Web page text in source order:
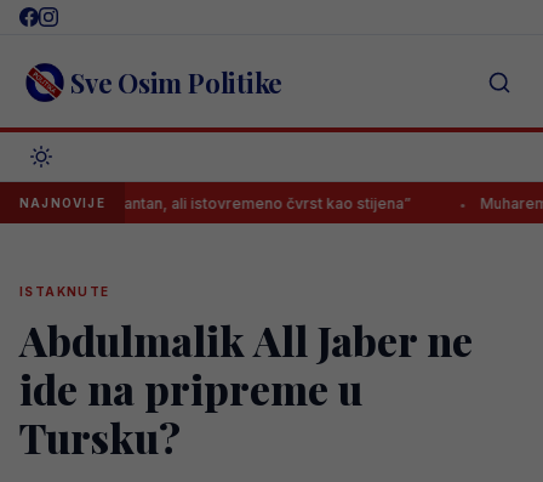
Skip
content Sve Osim Politike
NAJNOVIJE
i elegantan, ali istovremeno čvrst kao stijena” Muharemović
ISTAKNUTE
Abdulmalik All Jaber ne
ide na pripreme u
Tursku?